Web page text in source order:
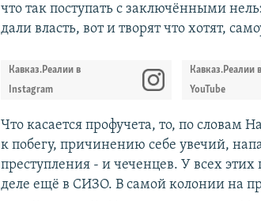
что так поступать с заключёнными
дали власть, вот и творят что хотят,
Кавказ.Реалии в
Instagram
Кавказ.Реалии в
YouTube
Что касается профучета, то, по словам
к побегу, причинению себе увечий,
преступления - и чеченцев. У всех
деле ещё в СИЗО. В самой колонии на